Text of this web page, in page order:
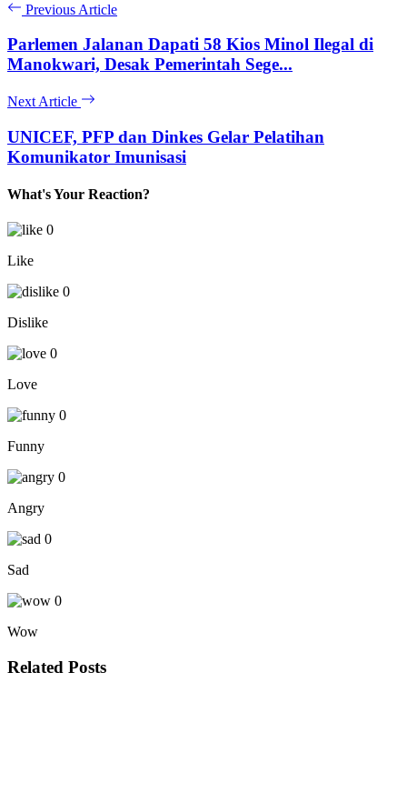
Previous Article
Parlemen Jalanan Dapati 58 Kios Minol Ilegal di
Manokwari, Desak Pemerintah Sege...
Next Article
UNICEF, PFP dan Dinkes Gelar Pelatihan
Komunikator Imunisasi
What's Your Reaction?
0
Like
0
Dislike
0
Love
0
Funny
0
Angry
0
Sad
0
Wow
Related Posts